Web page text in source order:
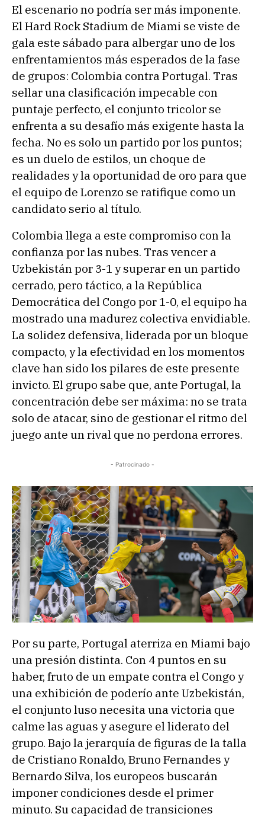
El escenario no podría ser más imponente.
El Hard Rock Stadium de Miami se viste de
gala este sábado para albergar uno de los
enfrentamientos más esperados de la fase
de grupos: Colombia contra Portugal. Tras
sellar una clasificación impecable con
puntaje perfecto, el conjunto tricolor se
enfrenta a su desafío más exigente hasta la
fecha. No es solo un partido por los puntos;
es un duelo de estilos, un choque de
realidades y la oportunidad de oro para que
el equipo de Lorenzo se ratifique como un
candidato serio al título.
Colombia llega a este compromiso con la
confianza por las nubes. Tras vencer a
Uzbekistán por 3-1 y superar en un partido
cerrado, pero táctico, a la República
Democrática del Congo por 1-0, el equipo ha
mostrado una madurez colectiva envidiable.
La solidez defensiva, liderada por un bloque
compacto, y la efectividad en los momentos
clave han sido los pilares de este presente
invicto. El grupo sabe que, ante Portugal, la
concentración debe ser máxima: no se trata
solo de atacar, sino de gestionar el ritmo del
juego ante un rival que no perdona errores.
- Patrocinado -
Por su parte, Portugal aterriza en Miami bajo
una presión distinta. Con 4 puntos en su
haber, fruto de un empate contra el Congo y
una exhibición de poderío ante Uzbekistán,
el conjunto luso necesita una victoria que
calme las aguas y asegure el liderato del
grupo. Bajo la jerarquía de figuras de la talla
de Cristiano Ronaldo, Bruno Fernandes y
Bernardo Silva, los europeos buscarán
imponer condiciones desde el primer
minuto. Su capacidad de transiciones